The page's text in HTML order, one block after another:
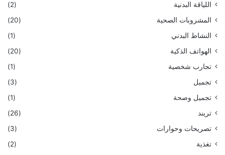
اللياقة البدنية
(2)
المشروبات الصحية
(20)
النشاط البدني
(1)
الهواتف الذكية
(20)
تجارب شخصية
(1)
تجميل
(3)
تجميل وصحة
(1)
تريند
(26)
تصريحات وحوارات
(3)
تغذية
(2)